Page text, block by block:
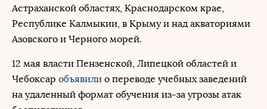
Астраханской областях, Краснодарском крае,
Республике Калмыкии, в Крыму и над акваториями
Азовского и Черного морей.
12 мая власти Пензенской, Липецкой областей и
Чебоксар объявили о переводе учебных заведений
на удаленный формат обучения из-за угрозы атак